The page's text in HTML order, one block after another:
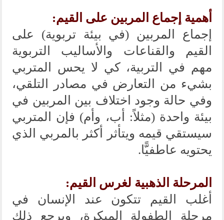
أهمية إجماع المربين على القيم:
إجماع المربين (في بيئة تربوية) على
القيم والقناعات والأساليب التربوية
مهم في التربية، كي لا يحس المتربي
بشيء من التعارض في مصادر التلقي،
وفي حالة وجود اختلاف بين المربين في
بيئة واحدة (مثلاً: أب، وأم) فإن المتربي
سيستقي قيمه ويتأثر أكثر بالمربي الذي
يحتويه عاطفيًّا.
المرحلة الذهبية لغرس القيم:
أغلب القيم تتكون عند الإنسان في
مرحلة الطفولة المبكرة، ويرجع ذلك